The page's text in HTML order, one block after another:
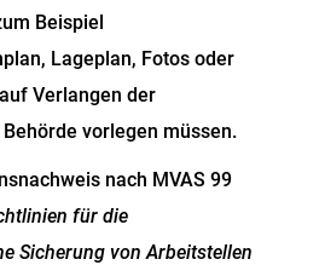
Beispiel
Lageplan, Fotos oder
Verlangen der
vorlegen müssen.
nach MVAS 99
für die
Sicherung von Arbeitstellen